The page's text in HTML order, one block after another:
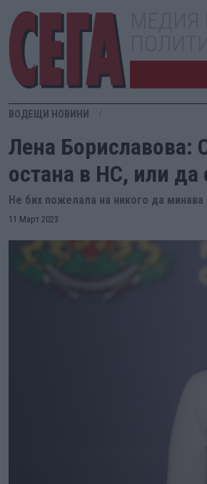
ВОДЕЩИ НОВИНИ
Лена Бориславова:
остана в НС, или да
Не бих пожелала на никого да
11 Март 2023